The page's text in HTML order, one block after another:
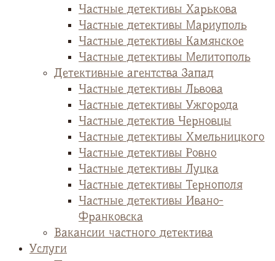
Частные детективы Харькова
Частные детективы Мариуполь
Частные детективы Камянское
Частные детективы Мелитополь
Детективные агентства Запад
Частные детективы Львова
Частные детективы Ужгорода
Частные детектив Черновцы
Частные детективы Хмельницкого
Частные детективы Ровно
Частные детективы Луцка
Частные детективы Тернополя
Частные детективы Ивано-
Франковска
Вакансии частного детектива
Услуги